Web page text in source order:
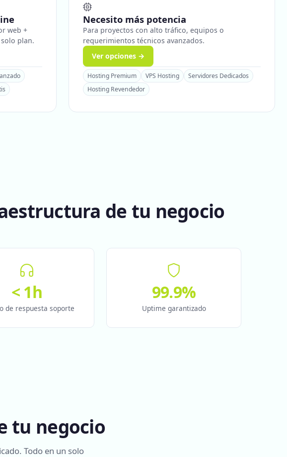
web +
plan.
Necesito más potencia
Para proyectos con alto tráfico, equipos o
requerimientos técnicos avanzados.
Ver opciones →
Hosting Premium VPS Hosting
Servidores Dedicados
Hosting Revendedor
de tu negocio
< 1h
de respuesta soporte
99.9%
Uptime garantizado
tu negocio
Todo en un solo